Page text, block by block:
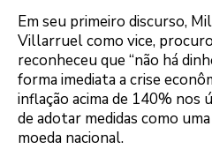
Em seu primeiro discurso,
Villarruel como vice,
reconheceu que “não há
forma imediata a crise
inflação acima de 140% nos
de adotar medidas como
moeda nacional.